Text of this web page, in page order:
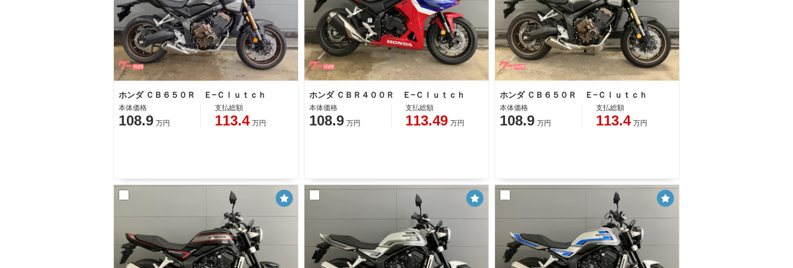
ホンダ ＣＢ６５０Ｒ Ｅ−Ｃｌｕｔｃｈ
本体価格
108.9 万円
支払総額
113.4 万円
ホンダ ＣＢＲ４００Ｒ Ｅ−Ｃｌｕｔｃｈ
本体価格
108.9 万円
支払総額
113.49 万円
ホンダ ＣＢ６５０Ｒ Ｅ−Ｃｌｕｔｃｈ
本体価格
108.9 万円
支払総額
113.4 万円